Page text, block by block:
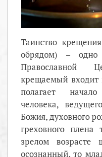
Таинство
обрядом) – одно
Православной
крещаемый входит
полагает
человека,
Божия, духовного
греховного
зрелом
осознанный, то